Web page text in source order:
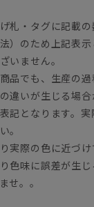
札・タグに記載の
）のため上記表
いません。
品でも、生産の
違いが生じる場合
記となります。実
。
実際の色に近づ
色味に誤差が生
せ。。